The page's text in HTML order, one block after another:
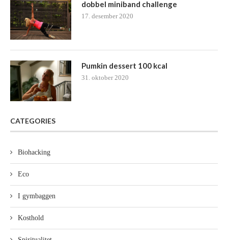
dobbel miniband challenge
17. desember 2020
Pumkin dessert 100 kcal
31. oktober 2020
CATEGORIES
Biohacking
Eco
I gymbaggen
Kosthold